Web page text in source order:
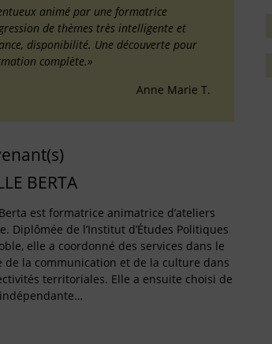
animé par une formatrice
de thèmes très intelligente et
disponibilité. Une découverte pour
complète.»
Anne Marie T.
BERTA
est formatrice animatrice d’ateliers
Diplômée de l’Institut d’Études Politiques
elle a coordonné des services dans le
de la communication et de la culture dans
territoriales. Elle a ensuite choisi de